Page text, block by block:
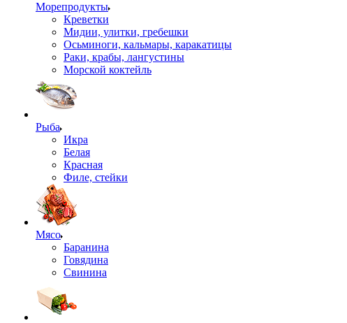
Морепродукты
Креветки
Мидии, улитки, гребешки
Осьминоги, кальмары, каракатицы
Раки, крабы, лангустины
Морской коктейль
Рыба
Икра
Белая
Красная
Филе, стейки
Мясо
Баранина
Говядина
Свинина